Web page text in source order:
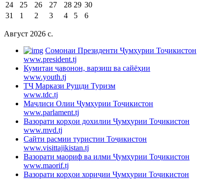
24
25 26 27 28 29 30
31
1 2 3 4 5 6
Август 2026 c.
Cомонаи Президенти Ҷумҳурии Тоҷикистон
www.president.tj
Кумитаи ҷавонон, варзиш ва сайёҳии
www.youth.tj
ТҶ Маркази Рушди Туризм
www.tdc.tj
Маҷлиси Олии Ҷумҳурии Тоҷикистон
www.parlament.tj
Вазорати корҳои дохилии Ҷумҳурии Тоҷикистон
www.mvd.tj
Сайти расмии туристии Тоҷикистон
www.visittajikistan.tj
Вазорати маориф ва илми Ҷумҳурии Тоҷикистон
www.maorif.tj
Вазорати корҳои хориҷии Ҷумҳурии Тоҷикистон